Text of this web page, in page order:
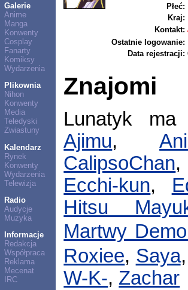
Galerie
Anime
Manga
Konwenty
Cosplay
Fanarty
Komiksy
Wydarzenia
Plikownia
Nihon
Konwenty
Media
Teledyski
Zwiastuny
Kalendarz
Rynek
Konwenty
Wydarzenia
Telewizja
Radio
Audycje
Muzyka
Informacje
Redakcja
Współpraca
Reklama
Mecenat
IRC
Płeć:
Kraj:
Kontakt:
Ostatnie logowanie:
Data rejestracji:
Znajomi
Lunatyk
Ajimu,
CalipsoChan
Ecchi-kun,
Hitsu
Martwy
Roxiee, Saya,
W-K-, Zachar